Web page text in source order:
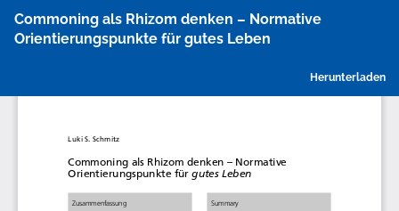
Artikeldetails
zurückkehren
Commoning als Rhizom denken – Normative
Orientierungspunkte für gutes Leben
Herunterladen